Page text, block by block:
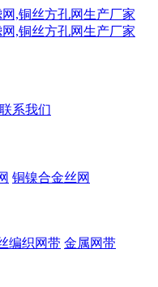
联系我们
铜镍合金丝网
编织网带 金属网带